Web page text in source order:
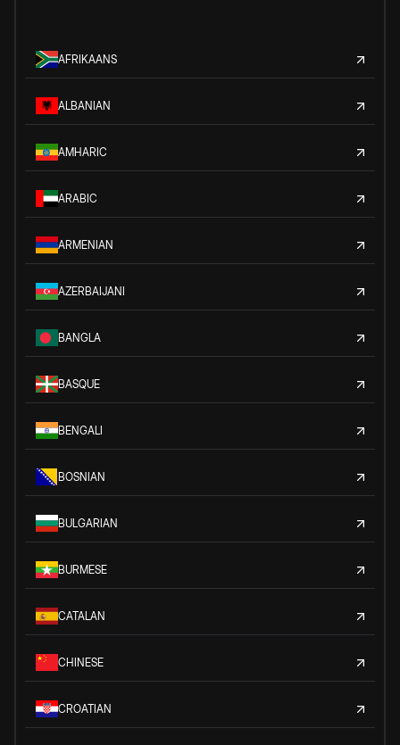
AFRIKAANS
ALBANIAN
AMHARIC
ARABIC
ARMENIAN
AZERBAIJANI
BANGLA
BASQUE
BENGALI
BOSNIAN
BULGARIAN
BURMESE
CATALAN
CHINESE
CROATIAN